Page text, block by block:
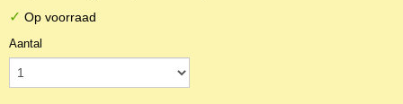
✓ Op voorraad
Aantal